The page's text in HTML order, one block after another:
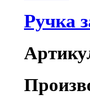
Ручка